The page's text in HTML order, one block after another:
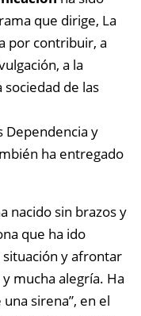
que dirige, La
por contribuir, a
a la
de las
Dependencia y
ha entregado
nacido sin brazos y
que ha ido
y afrontar
mucha alegría. Ha
sirena”, en el